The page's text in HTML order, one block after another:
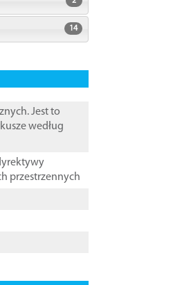
14
Jest to
według
przestrzennych